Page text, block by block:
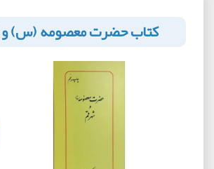
کتاب حضرت معصومه (س)